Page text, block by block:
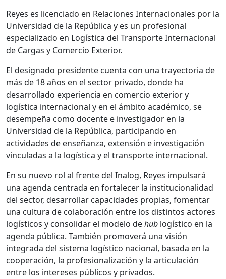
Reyes es licenciado en Relaciones Internacionales por la
Universidad de la República y es un profesional
especializado en Logística del Transporte Internacional
de Cargas y Comercio Exterior.
El designado presidente cuenta con una trayectoria de
más de 18 años en el sector privado, donde ha
desarrollado experiencia en comercio exterior y
logística internacional y en el ámbito académico, se
desempeña como docente e investigador en la
Universidad de la República, participando en
actividades de enseñanza, extensión e investigación
vinculadas a la logística y el transporte internacional.
En su nuevo rol al frente del Inalog, Reyes impulsará
una agenda centrada en fortalecer la institucionalidad
del sector, desarrollar capacidades propias, fomentar
una cultura de colaboración entre los distintos actores
logísticos y consolidar el modelo dehub logístico en la
agenda pública. También promoverá una visión
integrada del sistema logístico nacional, basada en la
cooperación, la profesionalización y la articulación
entre los intereses públicos y privados.